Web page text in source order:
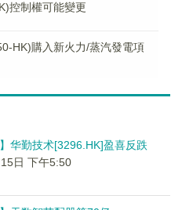
控制權可能變更
HK)購入新火力/蒸汽發電項
】华勤技术[3296.HK]盈喜反跌
日 下午5:50